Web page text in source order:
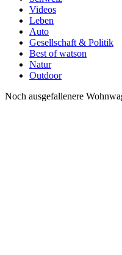
Videos
Leben
Auto
Gesellschaft & Politik
Best of watson
Natur
Outdoor
Noch ausgefallenere